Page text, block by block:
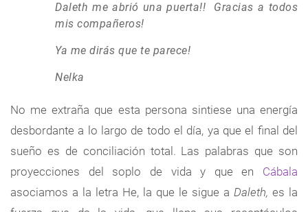
Daleth me abrió una puerta!! Gracias a todos
mis compañeros!
Ya me dirás que te parece!
Nelka
No me extraña que esta persona sintiese una energía
desbordante a lo largo de todo el día, ya que el final del
sueño es de conciliación total. Las palabras que son
proyecciones del soplo de vida y que en Cábala
asociamos a la letra He, la que le sigue a Daleth, es la